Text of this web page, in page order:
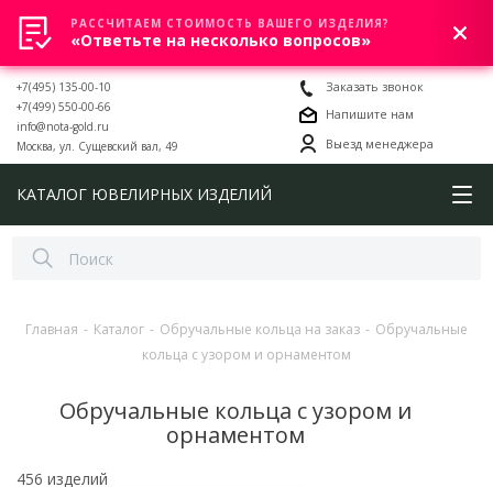
0
+7(495) 135-00-10
+7(499) 550-00-66
info@nota-gold.ru
Москва, ул. Сущевский вал, 49
Заказать звонок
Напишите нам
Выезд менеджера
КАТАЛОГ ЮВЕЛИРНЫХ ИЗДЕЛИЙ
Главная - Каталог - Обручальные кольца на заказ - Обручальные
кольца с узором и орнаментом
Обручальные кольца с узором и
орнаментом
456 изделий
РАССЧИТАЕМ СТОИМОСТЬ ВАШЕГО ИЗДЕЛИЯ?
«Ответьте на несколько вопросов»